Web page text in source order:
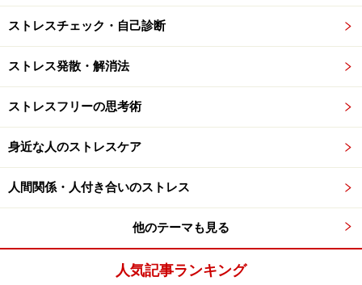
堂なら、初心者でも参加しやすいですし、予約なしで参
加できるところが多いです。
2. 家族や仲間に「感謝」の言葉を贈る
る仲間に「感謝」の言葉を贈ってみてはどうでしょう。
かけて、1年間の感謝を伝えてみましょう。
このように、1年の幸せと感謝を感じて年末を過ごして
みると、自分がたくさんの幸運や支えに助けられ、生き
てこられたと実感することができます。ぜひ、そんな豊
ストレスチェック・自己診断
ストレス発散・解消法
ストレスフリーの思考術
身近な人のストレスケア
人間関係・人付き合いのストレス
他のテーマも見る
人気記事ランキング